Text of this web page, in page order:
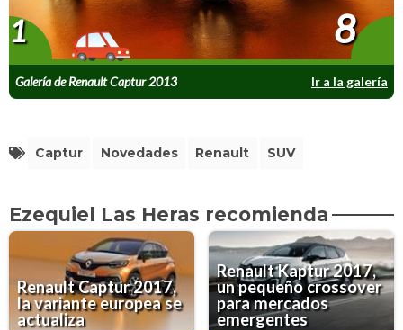
Galería de Renault Captur 2013 Ir a la galería
1 8
Captur Novedades Renault SUV
Ezequiel Las Heras recomienda
Renault Captur 2017,
la variante europea se
actualiza
Renault Kaptur 2017,
un pequeño crossover
para mercados
emergentes